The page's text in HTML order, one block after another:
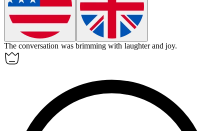
The conversation was brimming with laughter and joy.